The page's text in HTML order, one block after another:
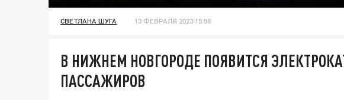
СВЕТЛАНА ШУГА 13 ФЕВРАЛЯ 2023 15:58
В НИЖНЕМ НОВГОРОДЕ ПОЯВИТСЯ
ПАССАЖИРОВ